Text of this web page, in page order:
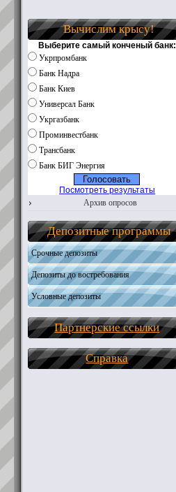
Вычислим крысу!
Выберите самый конченый банк:
Укрпромбанк
Банк Надра
Банк Киев
Универсал Банк
Укргазбанк
Проминвестбанк
Трансбанк
Банк БИГ Энергия
Посмотреть результаты
Архив опросов
Депозитные программы
Срочные депозиты
Депозиты до востребования
Условные депозиты
Партнерские ссылки
Справка